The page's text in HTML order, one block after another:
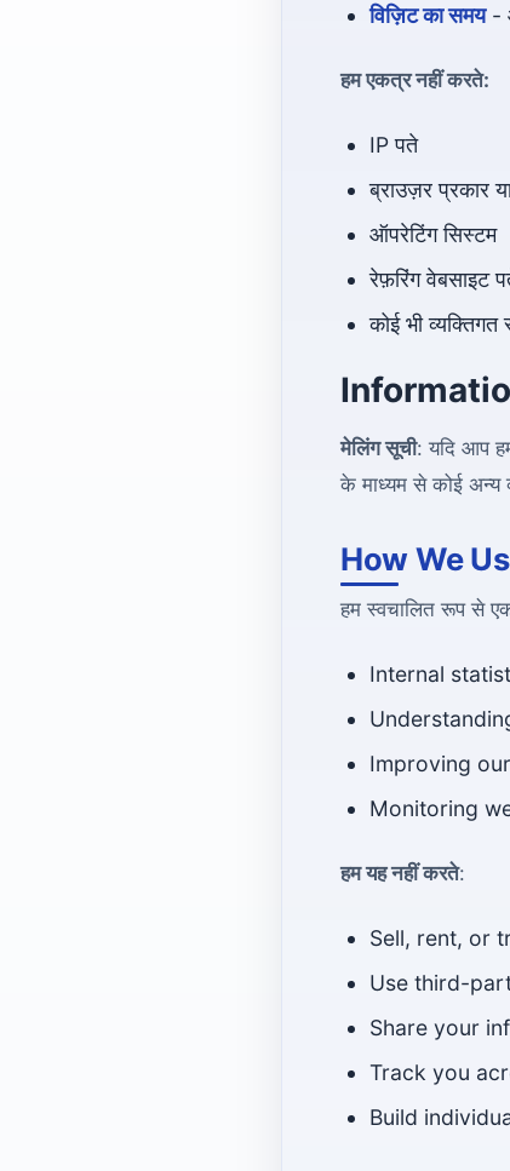
विज़िट का समय-
हम एकत्र नहीं करते:
IP पते
ब्राउज़र प्रकार
ऑपरेटिंग सिस्टम
रेफ़रिंग वेबसाइट
कोई भी
मेलिंग सूची: यदि आप
के माध्यम से कोई अन्य
How We
हम स्वचालित रूप से
Internal
Improving
Monitoring
हम यह नहीं करते:
Sell, rent, or
Use third-
Share your
Track you
Build